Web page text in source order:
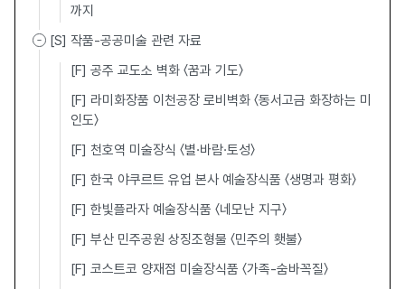
까지
[S] 작품-공공미술 관련 자료
[F] 공주 교도소 벽화 〈꿈과 기도〉
[F] 라미화장품 이천공장 로비벽화 〈동서고금 화장하는 미
인도〉
[F] 천호역 미술장식 〈별·바람·토성〉
[F] 한국 야쿠르트 유업 본사 예술장식품 〈생명과 평화〉
[F] 한빛플라자 예술장식품 〈네모난 지구〉
[F] 부산 민주공원 상징조형물 〈민주의 횃불〉
[F] 코스트코 양재점 미술장식품 〈가족-숨바꼭질〉